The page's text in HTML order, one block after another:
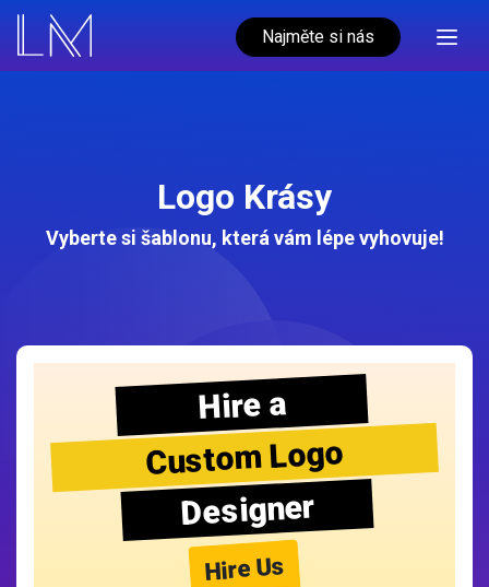
Najměte si nás
Logo Krásy
Vyberte si šablonu, která vám lépe vyhovuje!
Hire a
Custom Logo
Designer
Hire Us